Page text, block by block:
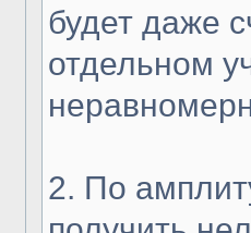
будет даже
отдельном
2. По